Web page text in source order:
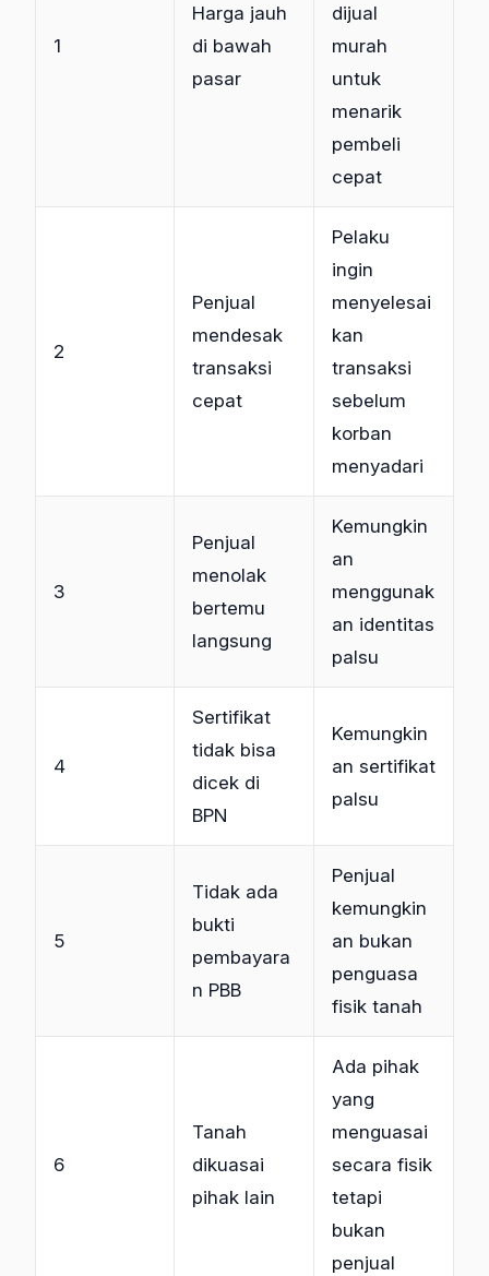
1
Harga jauh
di bawah
pasar
dijual
murah
untuk
menarik
pembeli
cepat
2
Penjual
mendesak
transaksi
cepat
Pelaku
ingin
menyelesai
kan
transaksi
sebelum
korban
menyadari
3
Penjual
menolak
bertemu
langsung
Kemungkin
an
menggunak
an identitas
palsu
4
Sertifikat
tidak bisa
dicek di
BPN
Kemungkin
an sertifikat
palsu
5
Tidak ada
bukti
pembayara
n PBB
Penjual
kemungkin
an bukan
penguasa
fisik tanah
6
Tanah
dikuasai
pihak lain
Ada pihak
yang
menguasai
secara fisik
tetapi
bukan
penjual